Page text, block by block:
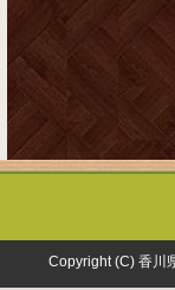
Copyright (C) 香川